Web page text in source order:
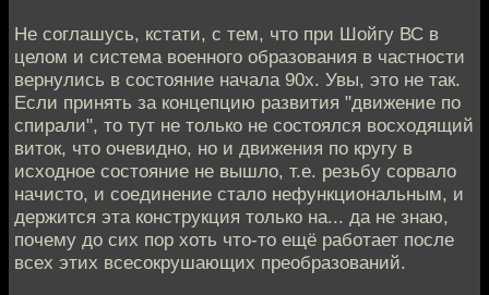
Не соглашусь, кстати, с тем, что при Шойгу ВС в
целом и система военного образования в частности
вернулись в состояние начала 90х. Увы, это не так.
Если принять за концепцию развития "движение по
спирали", то тут не только не состоялся восходящий
виток, что очевидно, но и движения по кругу в
исходное состояние не вышло, т.е. резьбу сорвало
начисто, и соединение стало нефункциональным, и
держится эта конструкция только на... да не знаю,
почему до сих пор хоть что-то ещё работает после
всех этих всесокрушающих преобразований.